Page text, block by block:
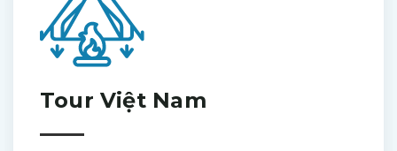
Tour Việt Nam